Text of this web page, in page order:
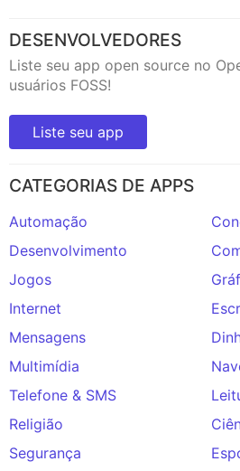
DESENVOLVEDORES
Liste seu app open source no
usuários FOSS!
Liste seu app
CATEGORIAS DE APPS
Automação
Desenvolvimento
Jogos
Internet
Mensagens
Multimídia
Telefone & SMS
Religião
Segurança